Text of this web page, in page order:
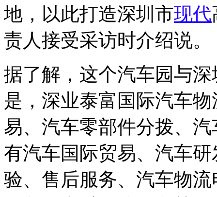
地，以此打造深圳市现代
责人接受采访时介绍说。
据了解，这个汽车园与
是，深业泰富国际汽车
易、汽车零部件分拨、
有汽车国际贸易、汽车
验、售后服务、汽车物